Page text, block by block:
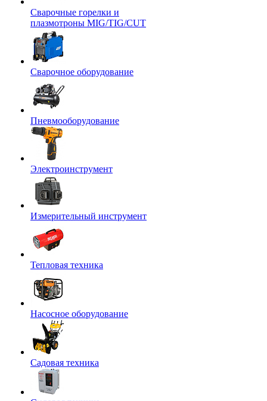
Сварочные горелки и
плазмотроны MIG/TIG/CUT
Сварочное оборудование
Пневмооборудование
Электроинструмент
Измерительный инструмент
Тепловая техника
Насосное оборудование
Садовая техника